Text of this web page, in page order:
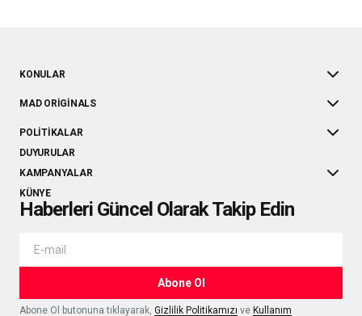
KONULAR
MAD ORIGINALS
POLITIKALAR
DUYURULAR
KAMPANYALAR
KÜNYE
Haberleri Güncel Olarak Takip Edin
Abone Ol
Abone Ol butonuna tıklayarak, Gizlilik Politikamızı ve Kullanım